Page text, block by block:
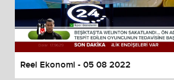
Reel Ekonomi - 05 08 2022